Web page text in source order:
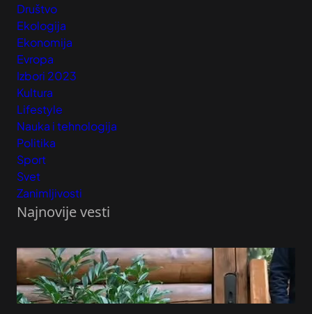
Društvo
Ekologija
Ekonomija
Evropa
Izbori 2023
Kultura
Lifestyle
Nauka i tehnologija
Politika
Sport
Svet
Zanimljivosti
Najnovije vesti